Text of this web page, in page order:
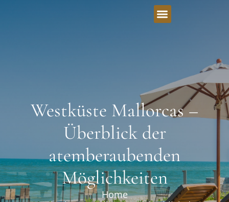
Westküste Mallorcas –
Überblick der
atemberaubenden
Möglichkeiten
Home